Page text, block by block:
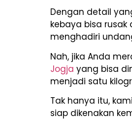
Dengan detail
kebaya bisa
menghadiri
Nah, jika Anda
Jogja yang bisa
menjadi satu
Tak hanya itu,
siap dikenakan